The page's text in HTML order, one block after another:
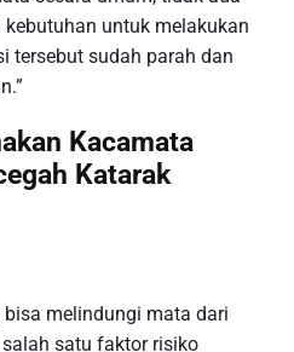
untuk melakukan
tersebut sudah parah dan
Kacamata
Katarak
melindungi mata dari
satu faktor risiko